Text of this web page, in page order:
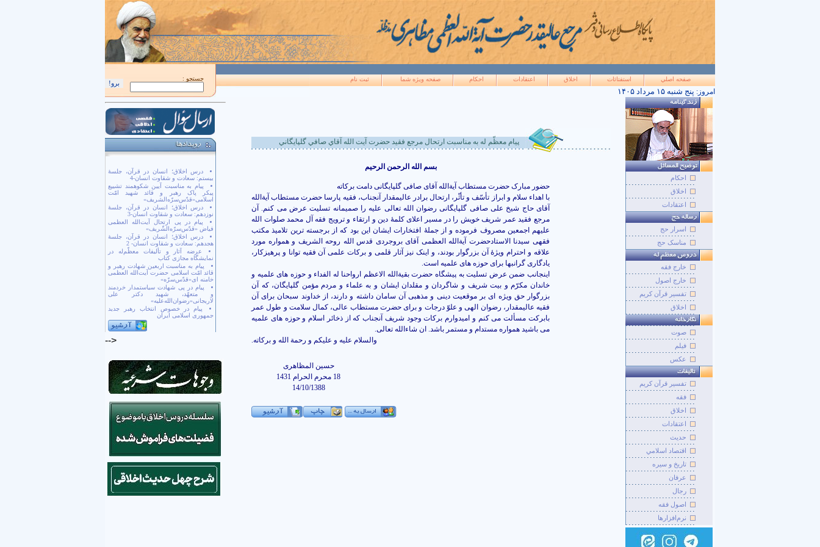
جستجو : صفحه اصلي استفتائات اخلاق اعتقادات احکام صفحه ويژه شما ثبت نام
امروز: ۱۴۰۵ پنج شنبه ۱۵ مرداد
درس اخلاق؛ انسان در قرآن، جلسۀ
بیستم: سعادت و شقاوت انسان-4
پیام به مناسبت آیین شکوهمند تشییع
پیکر پاک رهبر و قائد شهید امّت
اسلامی«قدّس‌سرّه‌الشریف»
درس اخلاق؛ انسان در قرآن، جلسۀ
نوزدهم: سعادت و شقاوت انسان-3
پیام در پی ارتحال آیت‌الله العظمی
فیاض «قدّس‌سرّه‌الشّریف»
درس اخلاق؛ انسان در قرآن، جلسۀ
هجدهم: سعادت و شقاوت انسان- 2
عرضه آثار و تألیفات معظّم‌له در
نمایشگاه مجازی کتاب
پیام به مناسبت اربعین شهادت رهبر و
قائد امّت اسلامی حضرت آیت‌الله العظمی
خامنه ای«قدّس‌سرّه»
پیام در پی شهادت سیاستمدار خردمند
و متعهّد، شهید دکتر علی
لاریجانی«رضوان‌الله‌علیه»
پیام در خصوص انتخاب رهبر جدید
جمهوری اسلامی ایران
-->
پيام معظّم له به مناسبت ارتحال مرجع فقيد حضرت آيت الله آقاي صافي گلپايگاني
بسم الله الرحمن الرحیم
حضور مبارک حضرت مستطاب آیةالله آقای صافی گلپایگانی دامت برکاته
با اهداء سلام و ابراز تأسّف و تأثّر، ارتحال برادر عالیمقدار آنجناب، فقیه پارسا حضرت مستطاب آیةالله
آقای حاج شیخ علی صافی گلپایگانی رضوان الله تعالی علیه را صمیمانه تسلیت عرض می کنم. آن
مرجع فقید عمر شریف خویش را در مسیر اعلای کلمۀ دین و ارتقاء و ترویج فقه آل محمد صلوات الله
علیهم اجمعین مصروف فرموده و از جملۀ افتخارات ایشان این بود که از برجسته ترین تلامیذ مکتب
فقهی سیدنا الاستادحضرت آیةالله العظمی آقای بروجردی قدس الله روحه الشریف و همواره مورد
علاقه و احترام ویژۀ آن بزرگوار بودند، و اینک نیز آثار قلمی و برکات علمی آن فقیه توانا و پرهیزکار،
یادگاری گرانبها برای حوزه های علمیه است.
اینجانب ضمن عرض تسلیت به پیشگاه حضرت بقیةالله الاعظم ارواحنا له الفداء و حوزه های علمیه و
خاندان مکرّم و بیت شریف و شاگردان و مقلدان ایشان و به علماء و مردم مؤمن گلپایگان، که آن
بزرگوار حق ویژه ای بر موقعیت دینی و مذهبی آن سامان داشته و دارند، از خداوند سبحان برای آن
فقیه عالیمقدار، رضوان الهی و علوّ درجات و برای حضرت مستطاب عالی، کمال سلامت و طول عمر
بابرکت مسألت می کنم و امیدوارم برکات وجود شریف آنجناب که از ذخائر اسلام و حوزه های علمیه
می باشید همواره مستدام و مستمر باشد. ان شاءالله تعالی.
والسلام علیه و علیکم و رحمة الله و برکاته.
حسین المظاهری
18 محرم الحرام 1431
14/10/1388
احکام
اخلاق
اعتقادات
اسرار حج
مناسک حج
خارج فقه
خارج اصول
تفسیر قرآن کریم
اخلاق
صوت
فيلم
عکس
تفسير قرآن کريم
فقه
اخلاق
اعتقادات
حديث
اقتصاد اسلامي
تاريخ و سيره
عرفان
رجال
اصول فقه
نرم‌افزارها